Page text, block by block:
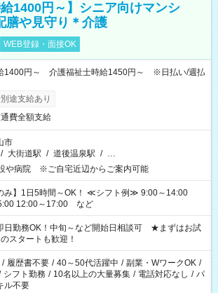
給1400円～】シニア向けマンシ
膳や見守り＊介護
WEB登録・面接OK
1400円～ 介護福祉士時給1450円～ ※日払い/週払
途支給あり
費全額支給
市
/ 大街道駅 / 道後温泉駅 / …
や病院 ※ご自宅近辺からご案内可能
時間～OK！ ≪シフト例≫ 9:00～14:00
12:00～17:00 など
日勤務OK！中旬～など開始日相談可 ★まずはお試
スタートも歓迎！
/ 履歴書不要 / 40～50代活躍中 / 副業・WワークOK /
シフト勤務 / 10名以上の大量募集 / 電話対応なし / パ
ル不要